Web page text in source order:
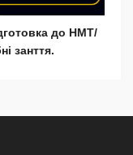
до НМТ/
занття.